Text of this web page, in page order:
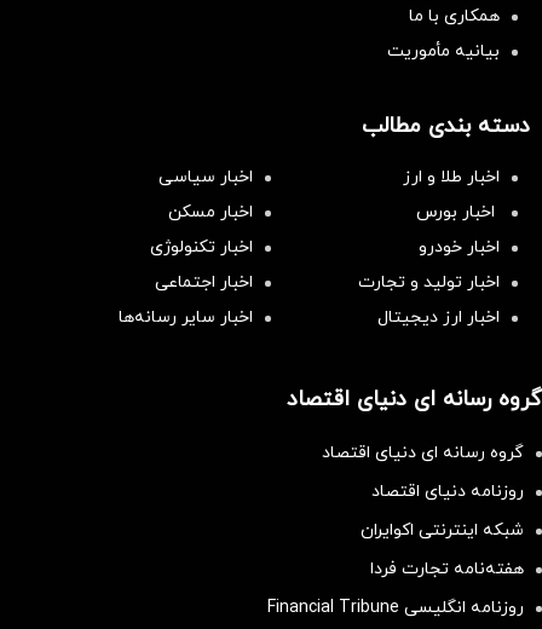
همکاری با ما
بیانیه مأموریت
دسته بندی مطالب
اخبار طلا و ارز
اخبار سیاسی
اخبار بورس
اخبار مسکن
اخبار خودرو
اخبار تکنولوژی
اخبار تولید و تجارت
اخبار اجتماعی
اخبار ارز دیجیتال
اخبار سایر رسانه‌‌ها
گروه رسانه ای دنیای اقتصاد
گروه رسانه ای دنیای اقتصاد
روزنامه دنیای اقتصاد
شبکه اینترنتی اکوایران
هفته‌نامه تجارت فردا
روزنامه انگلیسی Financial Tribune